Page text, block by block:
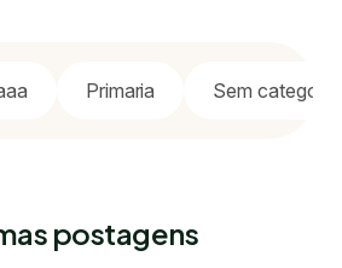
Primaria Sem categoria
postagens